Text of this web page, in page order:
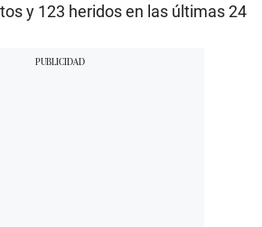
y 123 heridos en las últimas 24